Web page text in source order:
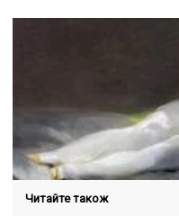
Читайте також